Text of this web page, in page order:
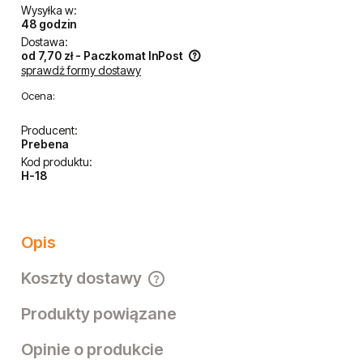
Wysyłka w:
48 godzin
Dostawa:
od 7,70 zł - Paczkomat InPost
Cena nie zawiera ewentualnych kosztów płatności
sprawdź formy dostawy
Ocena:
Producent:
Prebena
Kod produktu:
H-18
Opis
Koszty dostawy
Cena nie zawiera ewentualnych kosztów płatności
Produkty powiązane
Opinie o produkcie